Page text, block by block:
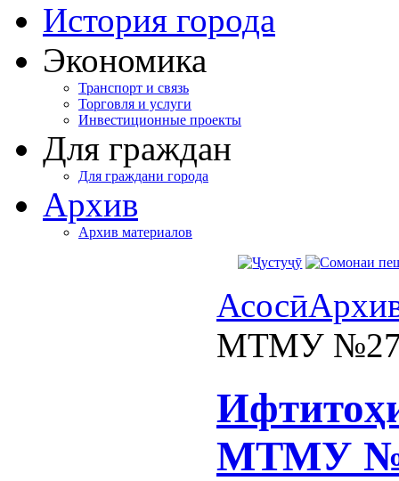
История города
Экономика
Транспорт и связь
Торговля и услуги
Инвестиционные проекты
Для граждан
Для граждани города
Архив
Архив материалов
Асосӣ
МТМУ №27-
МТМУ